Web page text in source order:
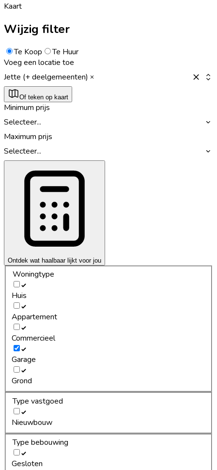
Kaart
Wijzig filter
Te Koop
Te Huur
Voeg een locatie toe
Jette (+ deelgemeenten)
Of teken op kaart
Minimum prijs
Selecteer...
Maximum prijs
Selecteer...
Ontdek wat haalbaar lijkt voor jou
Woningtype
Huis
Appartement
Commercieel
Garage
Grond
Type vastgoed
Nieuwbouw
Type bebouwing
Gesloten